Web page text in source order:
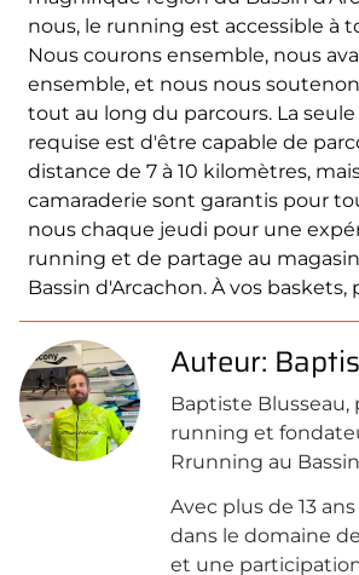
nous, le running est accessible à
Nous courons ensemble, nous
ensemble, et nous nous
tout au long du parcours. La
requise est d'être capable de
distance de 7 à 10 kilomètres,
camaraderie sont garantis pour
nous chaque jeudi pour une
running et de partage au
Bassin d'Arcachon. À vos baskets,
Auteur:
Baptiste Blusseau,
running et
Rrunning au
Avec plus de 13
dans le domaine
et une